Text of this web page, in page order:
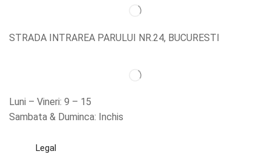
STRADA INTRAREA PARULUI NR.24, BUCURESTI
Luni – Vineri: 9 – 15
Sambata & Duminca: Inchis
Legal